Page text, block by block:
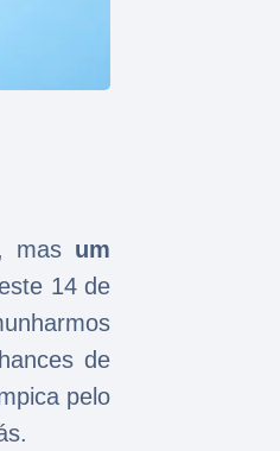
mas um
14 de
de
pelo